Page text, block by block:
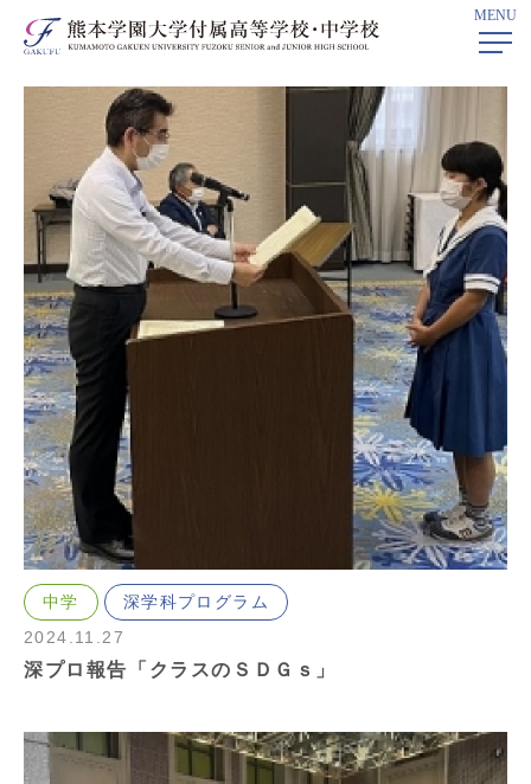
MENU
ホーム> 深学科プログラム
中学
深学科プログラム
2024.11.27
深プロ報告「クラスのＳＤＧｓ」